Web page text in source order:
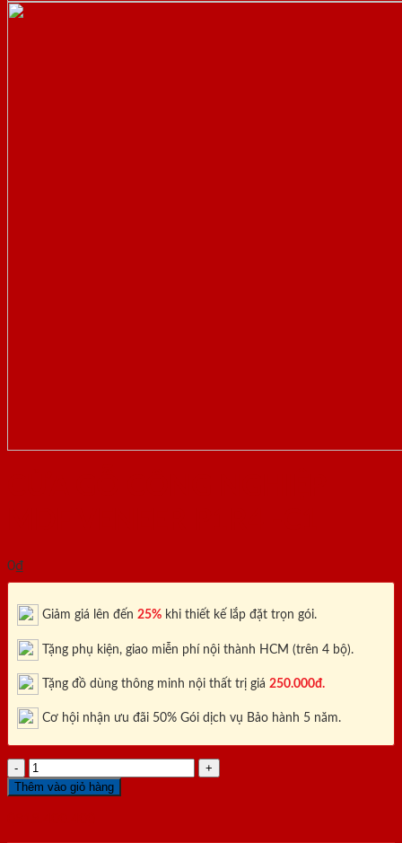
0₫
Giảm giá lên đến 25% khi thiết kế lắp đặt trọn gói.
Tặng phụ kiện, giao miễn phí nội thành HCM (trên 4 bộ).
Tặng đồ dùng thông minh nội thất trị giá 250.000đ.
Cơ hội nhận ưu đãi 50% Gói dịch vụ Bảo hành 5 năm.
CỬA
GỖ
CÔNG
Thêm vào giỏ hàng